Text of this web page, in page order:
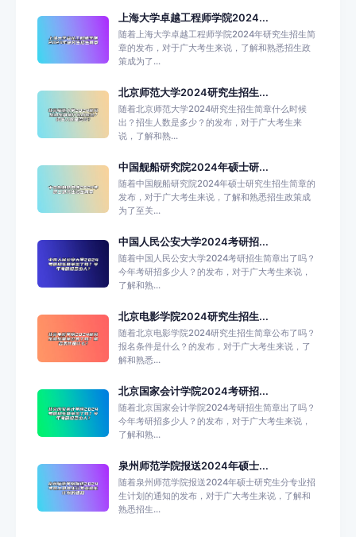
上海大学卓越工程师学院2024...
随着上海大学卓越工程师学院2024年研究生招生简
章的发布，对于广大考生来说，了解和熟悉招生政
策成为了...
北京师范大学2024研究生招生...
随着北京师范大学2024研究生招生简章什么时候
出？招生人数是多少？的发布，对于广大考生来
说，了解和熟...
中国舰船研究院2024年硕士研...
随着中国舰船研究院2024年硕士研究生招生简章的
发布，对于广大考生来说，了解和熟悉招生政策成
为了至关...
中国人民公安大学2024考研招...
随着中国人民公安大学2024考研招生简章出了吗？
今年考研招多少人？的发布，对于广大考生来说，
了解和熟...
北京电影学院2024研究生招生...
随着北京电影学院2024研究生招生简章公布了吗？
报名条件是什么？的发布，对于广大考生来说，了
解和熟悉...
北京国家会计学院2024考研招...
随着北京国家会计学院2024考研招生简章出了吗？
今年考研招多少人？的发布，对于广大考生来说，
了解和熟...
泉州师范学院报送2024年硕士...
随着泉州师范学院报送2024年硕士研究生分专业招
生计划的通知的发布，对于广大考生来说，了解和
熟悉招生...